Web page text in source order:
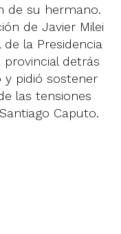
de su hermano.
de Javier Milei
de la Presidencia
detrás
y pidió sostener
las tensiones
Caputo.